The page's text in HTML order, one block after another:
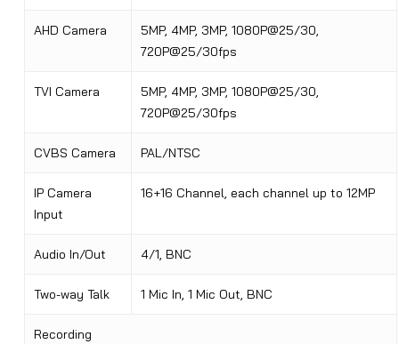
AHD Camera
5MP, 4MP, 3MP, 1080P@25/30,
720P@25/30fps
TVI Camera
5MP, 4MP, 3MP, 1080P@25/30,
720P@25/30fps
CVBS Camera PAL/NTSC
IP Camera
Input
16+16 Channel, each channel up to 12MP
Audio In/Out 4/1, BNC
Two-way Talk 1 Mic In, 1 Mic Out, BNC
Recording